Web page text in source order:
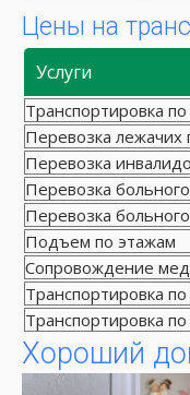
Цены на
Услуги
Транспортировка
Перевозка лежачих
Перевозка
Перевозка
Перевозка
Подъем по этажам
Сопровождение
Транспортировка
Транспортировка
Хороший